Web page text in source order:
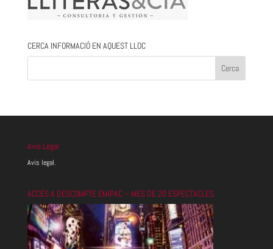
CERCA INFORMACIÓ EN AQUEST LLOC
Avis Legal
Avis legal.
ACCÉS A DESCOMPTE EMIPAC – MES DE 20 ESPECTACLES